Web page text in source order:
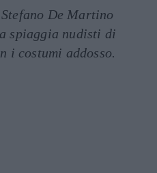
De Martino
spiaggia nudisti di
i costumi addosso.